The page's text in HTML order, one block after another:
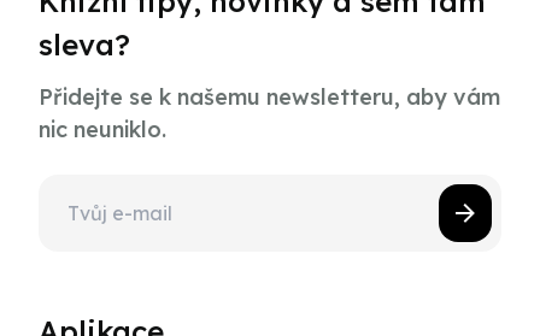
sleva?
Přidejte se k našemu newsletteru, aby vám
nic neuniklo.